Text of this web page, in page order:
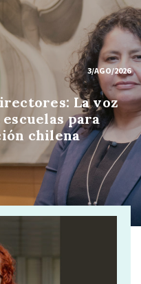
3/AGO/2026
La voz
para
chilena